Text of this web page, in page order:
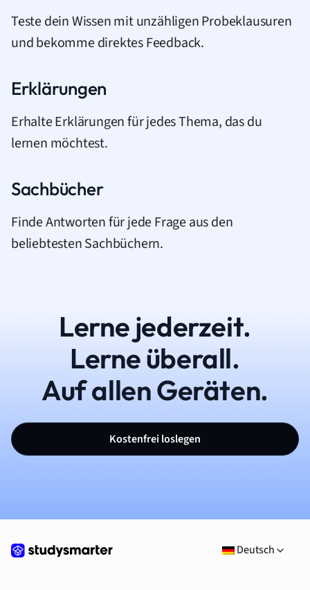
Teste dein Wissen mit unzähligen Probeklausuren
und bekomme direktes Feedback.
Erklärungen
Erhalte Erklärungen für jedes Thema, das du
lernen möchtest.
Sachbücher
Finde Antworten für jede Frage aus den
beliebtesten Sachbüchern.
Lerne jederzeit.
Lerne überall.
Auf allen Geräten.
Kostenfrei loslegen
Deutsch